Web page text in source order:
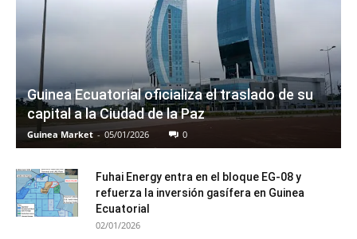
Guinea Ecuatorial oficializa el traslado de su
capital a la Ciudad de la Paz
Guinea Market - 05/01/2026 0
Fuhai Energy entra en el bloque EG-08 y
refuerza la inversión gasífera en Guinea
Ecuatorial
02/01/2026